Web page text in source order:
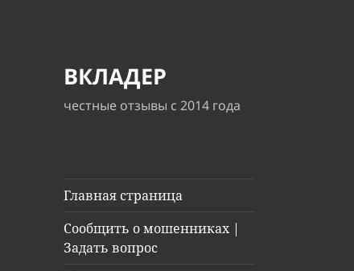
ВКЛАДЕР
честные отзывы с 2014 года
Главная страница
Сообщить о мошенниках |
Задать вопрос